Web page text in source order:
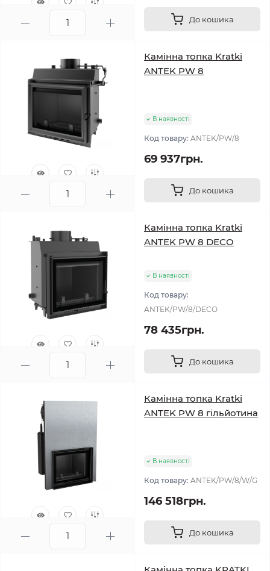
До кошика
Камінна топка Kratki
ANTEK PW 8
В наявності
Код товару: ANTEK/PW/8
69 937грн.
До кошика
Камінна топка Kratki
ANTEK PW 8 DECO
В наявності
Код товару:
ANTEK/PW/8/DECO
78 435грн.
До кошика
Камінна топка Kratki
ANTEK PW 8 гільйотина
В наявності
Код товару: ANTEK/PW/8/W/G
146 518грн.
До кошика